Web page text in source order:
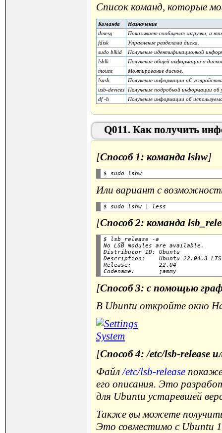
Список команд, которые
Команда
Назначение
dmesg
Показывает сообщения загрузки, а
fdisk
Управление разделами диска.
sudo blkid
Получение идентификационной
lsblk
Получение общей информации о
mount
Монтирование дисков.
lsusb
Получение информации об
usb-devices
Получение подробной информации об
df -h
Получение информации об
Q011. Как получить
[Способ 1: команда lshw]
Или вариант с
[Способ 2: команда
$ lsb_release -a
No LSB modules are available.
Distributor ID: Ubuntu
Description:    Ubuntu 22.04.3 LTS
Release:        22.04
[Способ 3: с помощью
В Ubuntu откройте окно
[Способ 4: /etc/lsb-release
Файл/etc/lsb-release
его описания. Это
для Ubuntu устаревшей
Также вы можете
Это совместимо с Ubuntu